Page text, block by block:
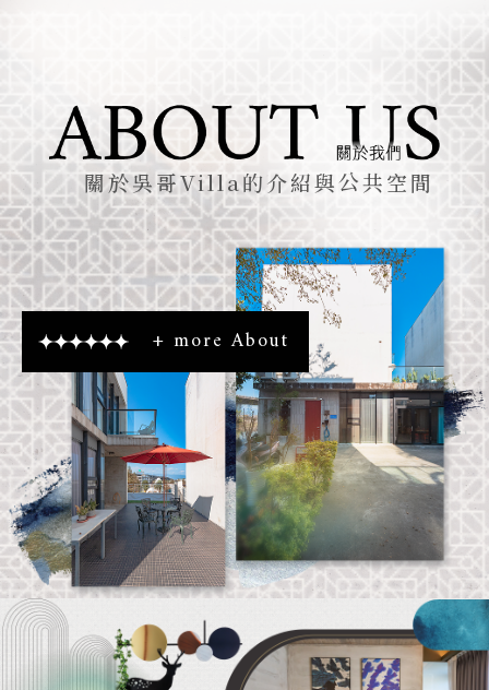
關於吳哥Villa的介紹與公共空間
+ more About